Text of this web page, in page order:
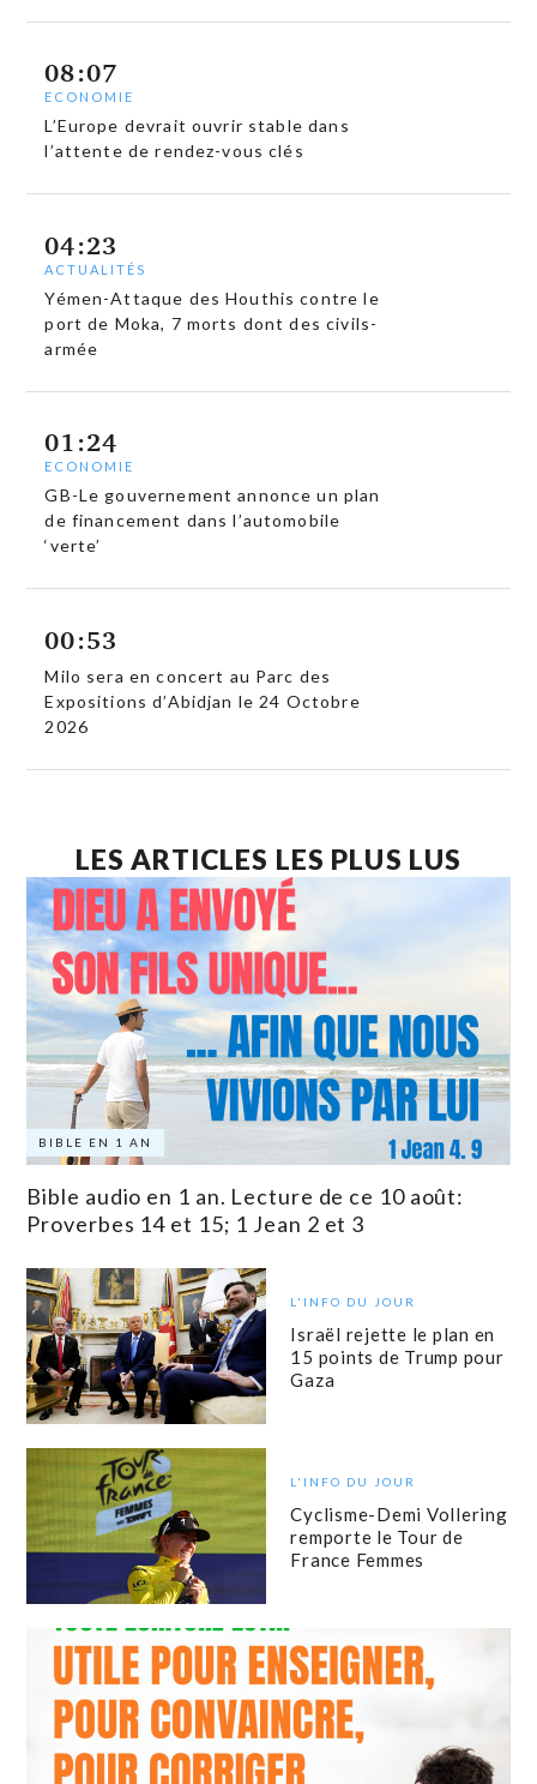
08:07
ECONOMIE
L’Europe devrait ouvrir stable dans
l’attente de rendez-vous clés
04:23
ACTUALITÉS
Yémen-Attaque des Houthis contre le
port de Moka, 7 morts dont des civils-
armée
01:24
ECONOMIE
GB-Le gouvernement annonce un plan
de financement dans l’automobile
‘verte’
00:53
Milo sera en concert au Parc des
Expositions d’Abidjan le 24 Octobre
2026
LES ARTICLES LES PLUS LUS
BIBLE EN 1 AN
Bible audio en 1 an. Lecture de ce 10 août:
Proverbes 14 et 15; 1 Jean 2 et 3
L'INFO DU JOUR
Israël rejette le plan en
15 points de Trump pour
Gaza
L'INFO DU JOUR
Cyclisme-Demi Vollering
remporte le Tour de
France Femmes